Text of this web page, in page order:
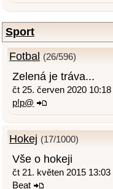
Sport
Fotbal (26/596)
Zelená je tráva...
čt 25. červen 2020 10:18
p!p@
Hokej (17/1000)
Vše o hokeji
čt 21. květen 2015 13:03
Beat